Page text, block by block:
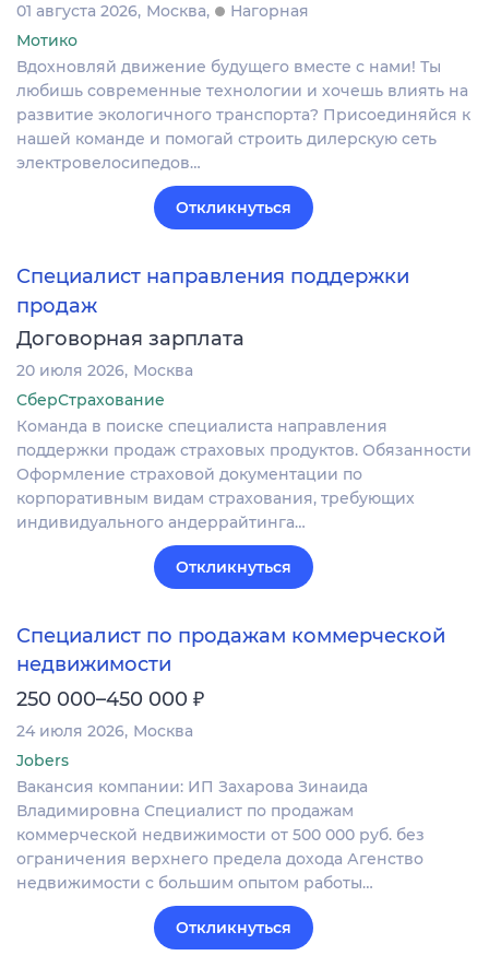
01 августа 2026 Москва
Нагорная
Мотико
Вдохновляй движение будущего вместе с нами! Ты
любишь современные технологии и хочешь влиять на
развитие экологичного транспорта? Присоединяйся к
нашей команде и помогай строить дилерскую сеть
электровелосипедов…
Откликнуться
Специалист направления поддержки
продаж
Договорная зарплата
20 июля 2026 Москва
СберСтрахование
Команда в поиске специалиста направления
поддержки продаж страховых продуктов. Обязанности
Оформление страховой документации по
корпоративным видам страхования, требующих
индивидуального андеррайтинга…
Откликнуться
Специалист по продажам коммерческой
недвижимости
250 000–450 000 ₽
24 июля 2026 Москва
Jobers
Вакансия компании: ИП Захарова Зинаида
Владимировна Специалист по продажам
коммерческой недвижимости от 500 000 руб. без
ограничения верхнего предела дохода Агенство
недвижимости с большим опытом работы…
Откликнуться